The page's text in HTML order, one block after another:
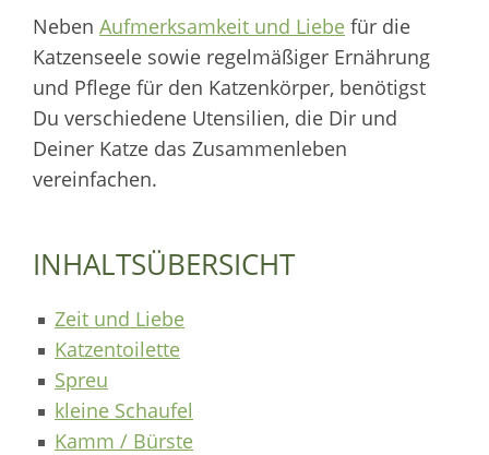
Neben Aufmerksamkeit und Liebe für die
Katzenseele sowie regelmäßiger Ernährung
und Pflege für den Katzenkörper, benötigst
Du verschiedene Utensilien, die Dir und
Deiner Katze das Zusammenleben
vereinfachen.
INHALTSÜBERSICHT
Zeit und Liebe
Katzentoilette
Spreu
kleine Schaufel
Kamm / Bürste